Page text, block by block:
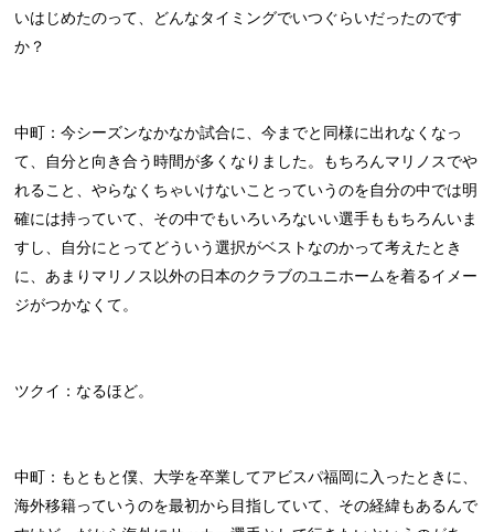
いはじめたのって、どんなタイミングでいつぐらいだったのです
か？
中町：今シーズンなかなか試合に、今までと同様に出れなくなっ
て、自分と向き合う時間が多くなりました。もちろんマリノスでや
れること、やらなくちゃいけないことっていうのを自分の中では明
確には持っていて、その中でもいろいろないい選手ももちろんいま
すし、自分にとってどういう選択がベストなのかって考えたとき
に、あまりマリノス以外の日本のクラブのユニホームを着るイメー
ジがつかなくて。
ツクイ：なるほど。
中町：もともと僕、大学を卒業してアビスパ福岡に入ったときに、
海外移籍っていうのを最初から目指していて、その経緯もあるんで